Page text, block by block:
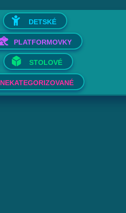
DETSKÉ
PLATFORMOVKY
STOLOVÉ
NEKATEGORIZOVANÉ